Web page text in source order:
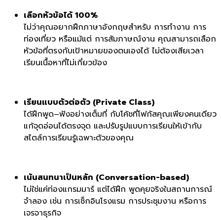
เลือกหัวข้อได้ 100%
ไม่ว่าคุณอยากฝึกภาษาอังกฤษสำหรับ การทำงาน การ
ท่องเที่ยว หรือแม้แต่ การสัมภาษณ์งาน คุณสามารถเลือก
หัวข้อที่ตรงกับเป้าหมายของตนเองได้ ไม่ต้องเสียเวลา
เรียนเนื้อหาที่ไม่เกี่ยวข้อง
เรียนแบบตัวต่อตัว (Private Class)
ได้ฝึกพูด–ฟังอย่างเต็มที่ กับโค้ชที่โฟกัสคุณเพียงคนเดียว
แก้จุดอ่อนได้ตรงจุด และปรับรูปแบบการเรียนให้เข้ากับ
สไตล์การเรียนรู้เฉพาะตัวของคุณ
เน้นสนทนาเป็นหลัก (Conversation-based)
ไม่ใช่แค่ท่องแกรมมาร์ แต่ได้ฝึก พูดคุยจริงในสถานการณ์
จำลอง เช่น การเช็กอินโรงแรม การประชุมงาน หรือการ
เจรจาธุรกิจ